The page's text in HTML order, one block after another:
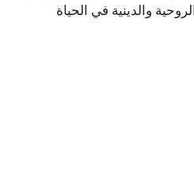
والدينية في الحياة